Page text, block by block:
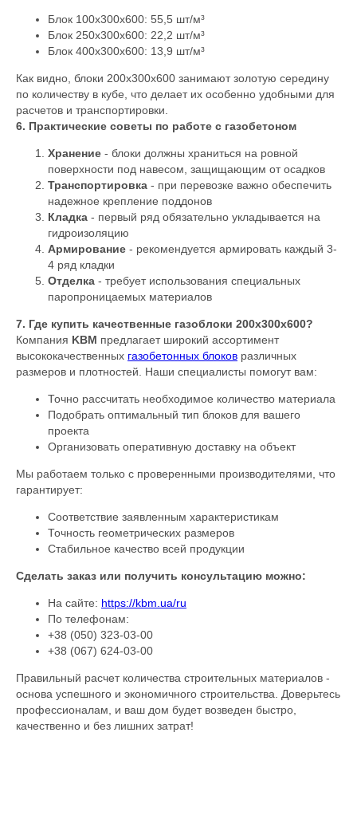
Блок 100х300х600: 55,5 шт/м³
Блок 250х300х600: 22,2 шт/м³
Блок 400х300х600: 13,9 шт/м³
Как видно, блоки 200х300х600 занимают золотую середину
по количеству в кубе, что делает их особенно удобными для
расчетов и транспортировки.
6. Практические советы по работе с газобетоном
Хранение - блоки должны храниться на ровной
поверхности под навесом, защищающим от осадков
Транспортировка - при перевозке важно обеспечить
надежное крепление поддонов
Кладка - первый ряд обязательно укладывается на
гидроизоляцию
Армирование - рекомендуется армировать каждый 3-
4 ряд кладки
Отделка - требует использования специальных
паропроницаемых материалов
7. Где купить качественные газоблоки 200х300х600?
Компания KBM предлагает широкий ассортимент
высококачественных газобетонных блоков различных
размеров и плотностей. Наши специалисты помогут вам:
Точно рассчитать необходимое количество материала
Подобрать оптимальный тип блоков для вашего
проекта
Организовать оперативную доставку на объект
Мы работаем только с проверенными производителями, что
гарантирует:
Соответствие заявленным характеристикам
Точность геометрических размеров
Стабильное качество всей продукции
Сделать заказ или получить консультацию можно:
На сайте: https://kbm.ua/ru
По телефонам:
+38 (050) 323-03-00
+38 (067) 624-03-00
Правильный расчет количества строительных материалов -
основа успешного и экономичного строительства. Доверьтесь
профессионалам, и ваш дом будет возведен быстро,
качественно и без лишних затрат!